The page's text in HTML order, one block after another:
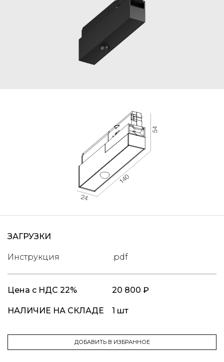
ЗАГРУЗКИ
Инструкция .pdf
Цена с НДС 22% 20 800 ₽
НАЛИЧИЕ НА СКЛАДЕ 1 шт
ДОБАВИТЬ В ИЗБРАННОЕ